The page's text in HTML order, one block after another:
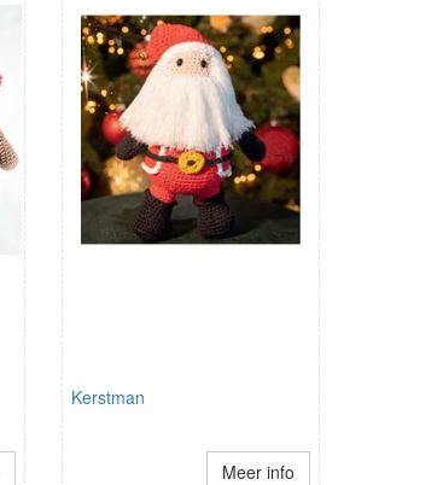
Kerstman
Meer info